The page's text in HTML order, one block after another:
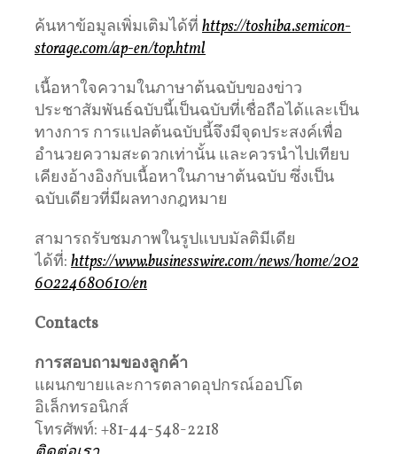
ค้นหาข้อมูลเพิ่มเติมได้ที่ https://toshiba.semicon-
storage.com/ap-en/top.html
เนื้อหาใจความในภาษาต้นฉบับของข่าว
ประชาสัมพันธ์ฉบับนี้เป็นฉบับที่เชื่อถือได้และเป็น
ทางการ การแปลต้นฉบับนี้จึงมีจุดประสงค์เพื่อ
อำนวยความสะดวกเท่านั้น และควรนำไปเทียบ
เคียงอ้างอิงกับเนื้อหาในภาษาต้นฉบับ ซึ่งเป็น
ฉบับเดียวที่มีผลทางกฎหมาย
สามารถรับชมภาพในรูปแบบมัลติมีเดีย
ได้ที่: https://www.businesswire.com/news/home/202
60224680610/en
Contacts
การสอบถามของลูกค้า
แผนกขายและการตลาดอุปกรณ์ออปโต
อิเล็กทรอนิกส์
โทรศัพท์: +81-44-548-2218